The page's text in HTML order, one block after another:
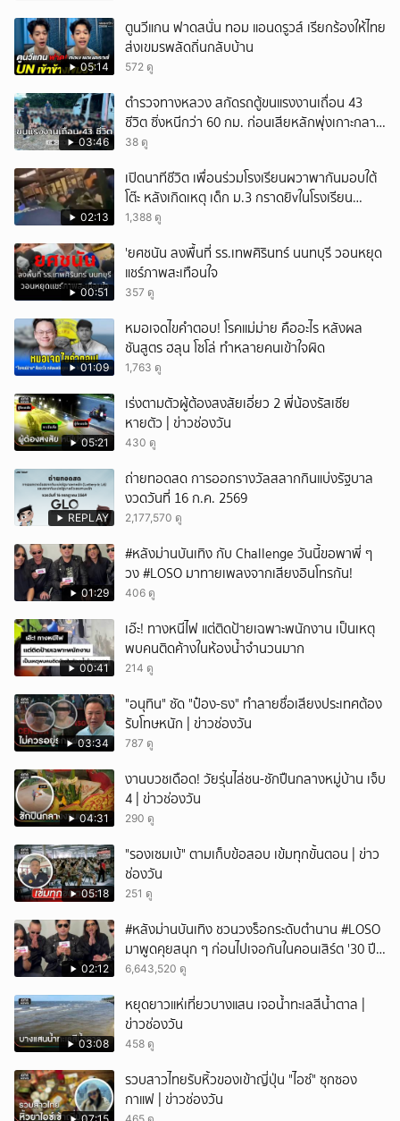
05:14
ตูนวีแกน ฟาดสนั่น ทอม แอนดรูวส์ เรียกร้องให้ไทย
ส่งเขมรพลัดถิ่นกลับบ้าน
572 ดู
03:46
ตำรวจทางหลวง สกัดรถตู้ขนแรงงานเถื่อน 43
ชีวิต ซิ่งหนีกว่า 60 กม. ก่อนเสียหลักพุ่งเกาะกลาง
ถนน
38 ดู
02:13
เปิดนาทีชีวิต เพื่อนร่วมโรงเรียนผวาพากันมอบใต้
โต๊ะ หลังเกิดเหตุ เด็ก ม.3 กราดยิvในโรงเรียน
เทพศิรินทร์นนท์ แบบไม่เลือกหน้า เสียงปืนดังสนั่น
1,388 ดู
00:51
'ยศชนัน ลงพื้นที่ รร.เทพศิรินทร์ นนทบุรี วอนหยุด
แชร์ภาพสะเทือนใจ
357 ดู
01:09
หมอเจดไขคำตอบ! โรคแม่ม่าย คืออะไร หลังผล
ชันสูตร ฮลุน โซโล่ ทำหลายคนเข้าใจผิด
1,763 ดู
05:21
เร่งตามตัวผู้ต้องสงสัยเอี่ยว 2 พี่น้องรัสเซีย
หายตัว | ข่าวช่องวัน
430 ดู
REPLAY
ถ่ายทอดสด การออกรางวัลสลากกินแบ่งรัฐบาล
งวดวันที่ 16 ก.ค. 2569
2,177,570 ดู
01:29
#หลังม่านบันเทิง กับ Challenge วันนี้ขอพาพี่ ๆ
วง #LOSO มาทายเพลงจากเสียงอินโทรกัน!
406 ดู
00:41
เอ๊ะ! ทางหนีไฟ แต่ติดป้ายเฉพาะพนักงาน เป็นเหตุ
พบคนติดค้างในห้องน้ำจำนวนมาก
214 ดู
03:34
"อนุทิน" ซัด "ป๋อง-ธง" ทำลายชื่อเสียงประเทศต้อง
รับโทษหนัก | ข่าวช่องวัน
787 ดู
04:31
งานบวชเดือด! วัยรุ่นไล่ชน-ชักปืนกลางหมู่บ้าน เจ็บ
4 | ข่าวช่องวัน
290 ดู
05:18
"รองเซมเบ้" ตามเก็บข้อสอบ เข้มทุกขั้นตอน | ข่าว
ช่องวัน
251 ดู
02:12
#หลังม่านบันเทิง ชวนวงร็อกระดับตำนาน #LOSO
มาพูดคุยสนุก ๆ ก่อนไปเจอกันในคอนเสิร์ต '30 ปี
LOSO นานเท่าไรก็รอ'
6,643,520 ดู
03:08
หยุดยาวแห่เที่ยวบางแสน เจอน้ำทะเลสีน้ำตาล |
ข่าวช่องวัน
458 ดู
รวบสาวไทยรับหิ้วของเข้าญี่ปุ่น "ไอซ์" ซุกซอง
กาแฟ | ข่าวช่องวัน